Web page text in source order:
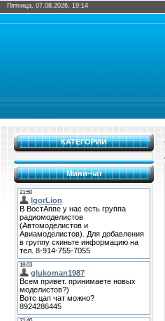
Пятница, 07.08.2026, 19:14
КАТЕГОРИИ
Мини-чат